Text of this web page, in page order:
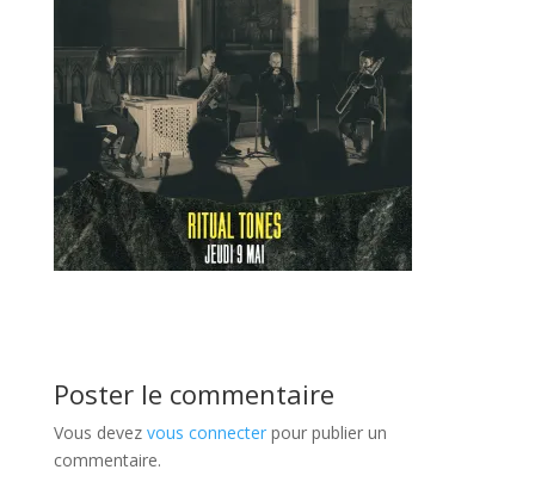
Poster le commentaire
Vous devez vous connecterpour publier un
commentaire.